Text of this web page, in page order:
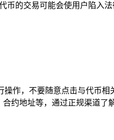
的交易可能会使用户陷入
作，不要随意点击与代币
约地址等，通过正规渠道了